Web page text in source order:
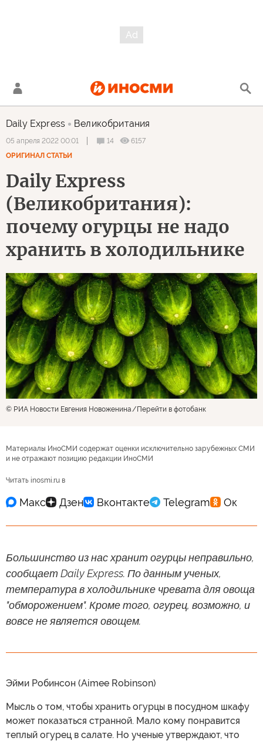
Daily Express Великобритания
05 апреля 2022 00:01 14
6157
ОРИГИНАЛ СТАТЬИ
Daily Express
(Великобритания):
почему огурцы не надо
хранить в холодильнике
© РИА Новости Евгения Новоженина Перейти в фотобанк
Материалы ИноСМИ содержат оценки исключительно зарубежных СМИ
и не отражают позицию редакции ИноСМИ
Читать inosmi.ru в
Большинство из нас хранит огурцы неправильно,
сообщает Daily Express. По данным ученых,
температура в холодильнике чревата для овоща
"обморожением". Кроме того, огурец, возможно, и
вовсе не является овощем.
Эйми Робинсон (Aimee Robinson)
Мысль о том, чтобы хранить огурцы в посудном шкафу
может показаться странной. Мало кому понравится
теплый огурец в салате. Но ученые утверждают, что